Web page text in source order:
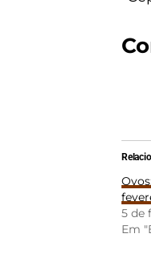
5 de
Em